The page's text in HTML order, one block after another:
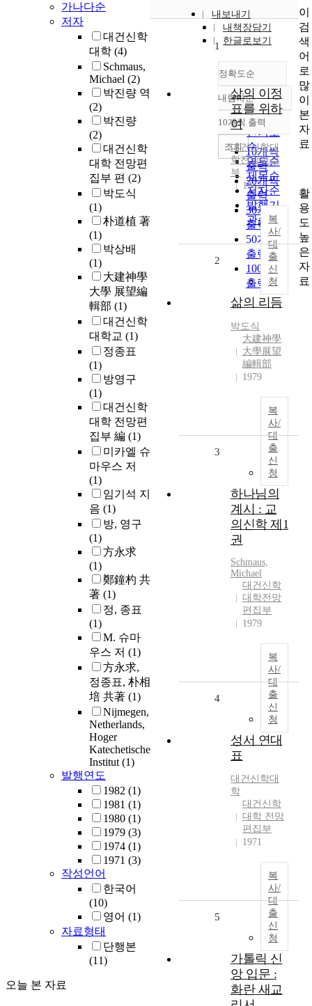
가나다순
저자
대건신학
대학 (4)
Schmaus,
Michael (2)
박진량 역
(2)
박진량
(2)
대건신학
대학 전망편
집부 편 (2)
박도식
(1)
朴道植 著
(1)
박상배
(1)
大建神學
大學 展望編
輯部 (1)
대건신학
대학교 (1)
정종표
(1)
방영구
(1)
대건신학
대학 전망편
집부 編 (1)
미카엘 슈
마우스 저
(1)
임기석 지
음 (1)
방, 영구
(1)
方永求
(1)
鄭鐘杓 共
著 (1)
정, 종표
(1)
M. 슈마
우스 저 (1)
方永求,
정종표, 朴相
培 共著 (1)
Nijmegen,
Netherlands,
Hoger
Katechetische
Institut(1)
발행연도
1982 (1)
1981 (1)
1980 (1)
1979 (3)
1974 (1)
1971 (3)
작성언어
한국어
(10)
영어 (1)
자료형태
단행본
(11)
오늘 본 자료
내보내기
내책장담기
한글로보기
정확도순
정확도
순
인기도
순
연도순
제목순
저자순
발행기
관순
내림차순
내림차순
10개씩 출력
10개씩
출력
20개씩
출력
30개씩
출력
50개씩
출력
100개씩
출력
조회
1
삶의 이정
표를 위하
여
대건신학대
학전망편집
부
1982
복
사/
대
출
신
청
2
삶의 리듬
박도식
大建神學
大學展望
編輯部
1979
복
사/
대
출
신
청
3
하나님의
계시 : 교
의신학 제1
권
Schmaus,
Michael
대건신학
대학전망
편집부
1979
복
사/
대
출
신
청
4
성서 연대
표
대건신학대
학
대건신학
대학 전망
편집부
1971
복
사/
대
출
신
청
5
가톨릭 신
앙 입문 :
화란 새교
이
검
색
어
로
많
이
본
자
료
활
용
도
높
은
자
료